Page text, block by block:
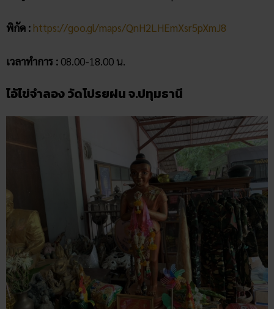
พิกัด : https://goo.gl/maps/QnH2LHEmXsr5pXmJ8
เวลาทำการ : 08.00-18.00 น.
ไอ้ไข่จำลอง วัดโปรยฝน จ.ปทุมธานี